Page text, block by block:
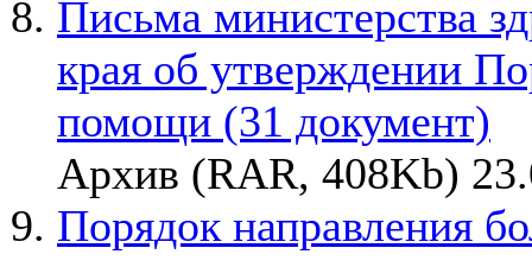
Письма министерства
края об утверждении
помощи (31 документ)
Архив (RAR, 408Kb)
Порядок направления